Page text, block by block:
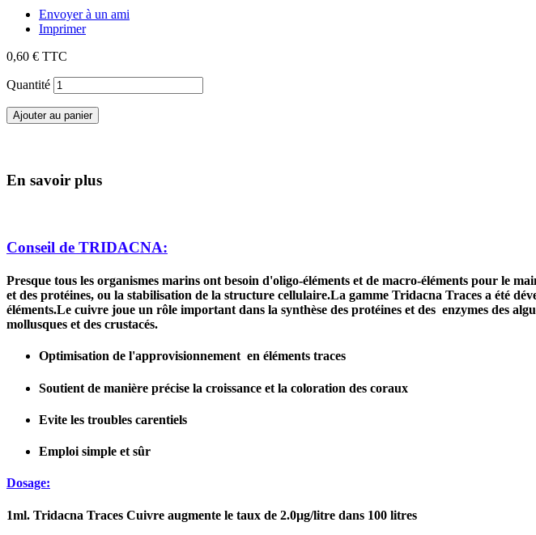
Envoyer à un ami
Imprimer
0,60 € TTC
Quantité
Ajouter au panier
En savoir plus
Conseil de TRIDACNA:
Presque tous les organismes marins ont besoin d'oligo-éléments et de macro-éléments pour le
et des protéines, ou la stabilisation de la structure cellulaire.La gamme Tridacna Traces a été
éléments.Le cuivre joue un rôle important dans la synthèse des protéines et des enzymes des
mollusques et des crustacés.
Optimisation de l'approvisionnement en éléments traces
Soutient de manière précise la croissance et la coloration des coraux
Evite les troubles carentiels
Emploi simple et sûr
Dosage:
1ml. Tridacna Traces Cuivre augmente le taux de 2.0µg/litre dans 100 litres